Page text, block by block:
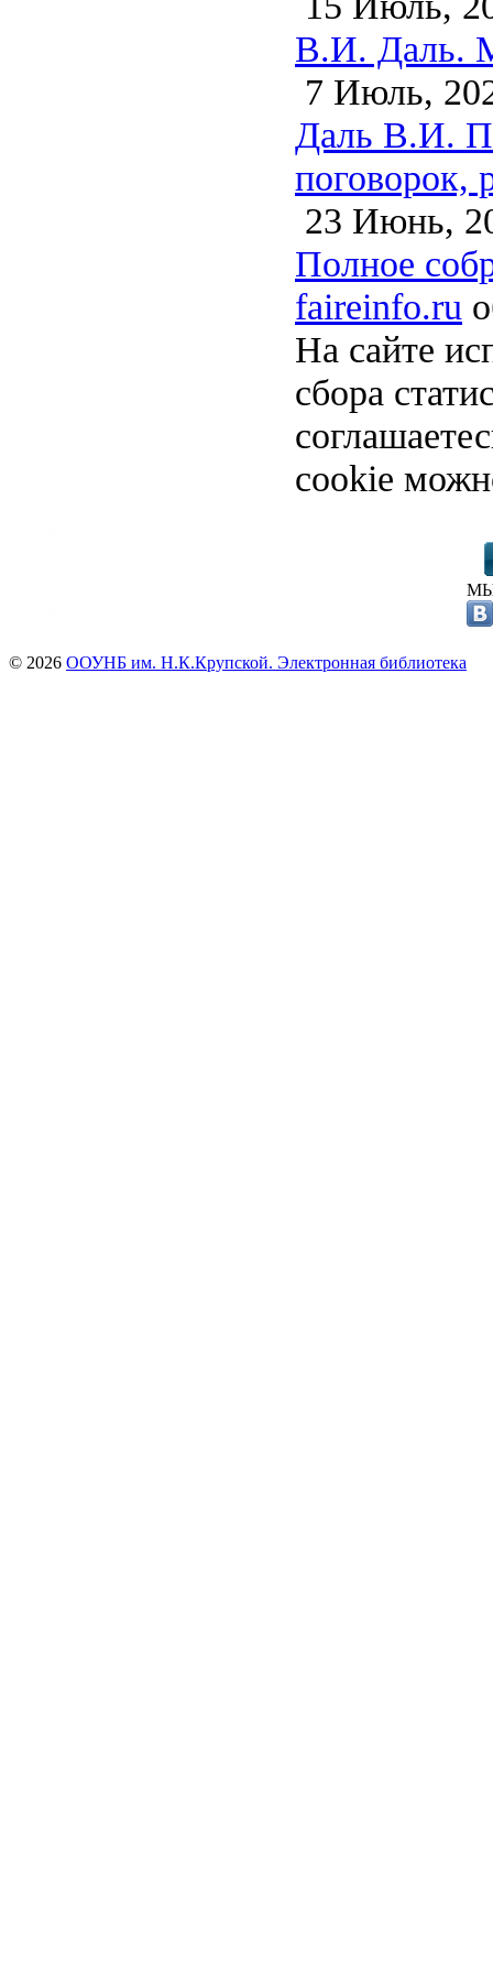
В.И. Даль.
7 Июль,
Даль В.И.
поговорок,
23 Июнь,
Полное
faireinfo.ru
На сайте
сбора
cookie
© 2026 ООУНБ им. Н.К.Крупской. Электронная библиотека